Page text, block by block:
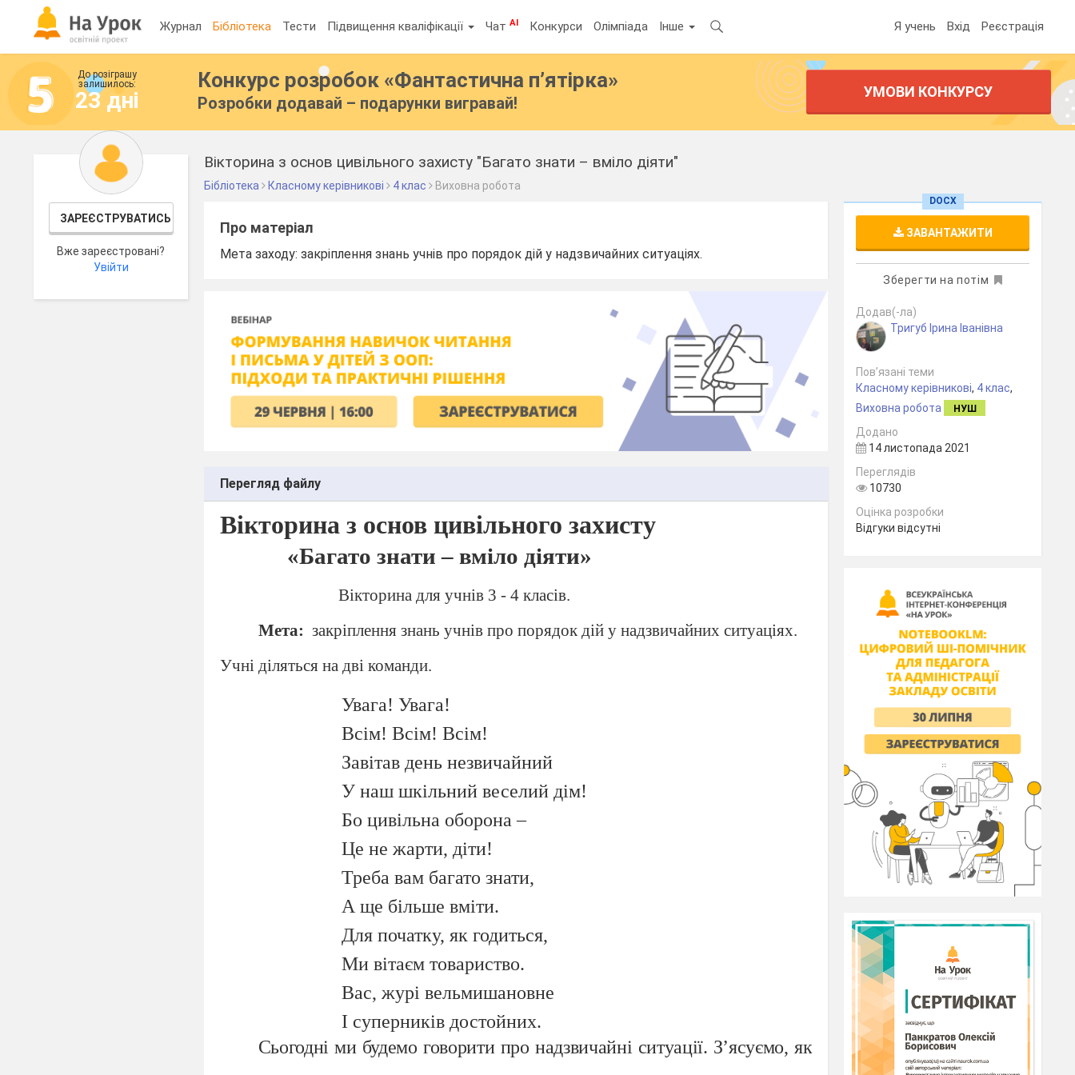
Журнал Бібліотека Тести Підвищення кваліфікації ЧатAI Конкурси Олімпіада Інше Я учень Вхід Реєстрація
До розіграшу
залишилось:
23 дні
Конкурс розробок «Фантастична п’ятірка»
Розробки додавай – подарунки вигравай!
УМОВИ КОНКУРСУ
ЗАРЕЄСТРУВАТИСЬ
Вже зареєстровані?
Увійти
Вікторина з основ цивільного захисту "Багато знати – вміло діяти"
Бібліотека Класному керівникові 4 клас Виховна робота
Про матеріал
Мета заходу: закріплення знань учнів про порядок дій у надзвичайних ситуаціях.
Перегляд файлу
Вікторина з основ цивільного захисту
«Багато знати – вміло діяти»
Вікторина для учнів 3 - 4 класів.
Мета: закріплення знань учнів про порядок дій у надзвичайних ситуаціях.
Учні діляться на дві команди.
Увага! Увага!
Всім! Всім! Всім!
Завітав день незвичайний
У наш шкільний веселий дім!
Бо цивільна оборона –
Це не жарти, діти!
Треба вам багато знати,
А ще більше вміти.
Для початку, як годиться,
Ми вітаєм товариство.
Вас, журі вельмишановне
І суперників достойних.
Сьогодні ми будемо говорити про надзвичайні ситуації. З’ясуємо, як
DOCX
ЗАВАНТАЖИТИ
Зберегти на потім
Додав(-ла)
Тригуб Ірина Іванівна
Пов’язані теми
Класному керівникові, 4 клас,
Виховна робота
НУШ
Додано
14 листопада 2021
Переглядів
10730
Оцінка розробки
Відгуки відсутні